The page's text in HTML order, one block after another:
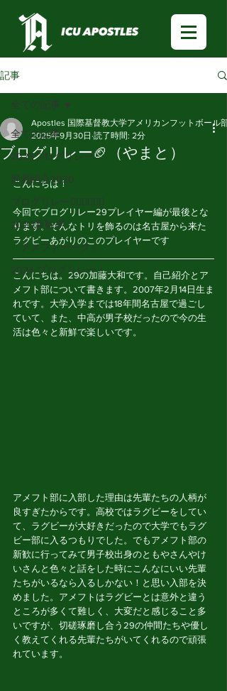
記事
全ての記事
2025ブログリレー
部員紹介2020
ブログリレー🏃🏻‍♂️🏃🏻‍♀️
2020新歓🌈
「アメフトーーク」
2024 ブログリレー！
全ての記事
ブログリレー🏈（やまと）
Apostles 国際基督教大学アメリカンフットボール部
2025年9月30日 読了時間: 2分
こんにちは！
今回でブログリレー29プレイヤー編が最後とな
ります。そんなトリを飾るのは名古屋から来た
ラグビーあがりのこのプレイヤーです
こんにちは。29の加藤大和です。自己紹介とア
メフト部について書きます。2007年2月14日生ま
れです。大学入学までは18年間名古屋で過ごし
ていて、また、中高が男子校だったので今の生
活は色々と新鮮で楽しいです。
アメフト部に入部した理由は先輩たちの人柄が
良すぎたからです。高校ではラグビーをしてい
て、ラグビーが大好きだったので大学でもラグ
ビー部に入るつもりでした。でもアメフト部の
新歓に行ってみて男子校出身のともやさんやけ
いさんと色々と話をした時にこんなにいい先輩
たちがいるなら入るしかない！と思い入部を決
めました。アメフトはラグビーとは意外と違う
ところが多くて難しく、大変だと感じること多
いですが、切磋琢磨し合う29の仲間たちや優し
く教えてくれる先輩たちがいてくれるので頑張
れています。